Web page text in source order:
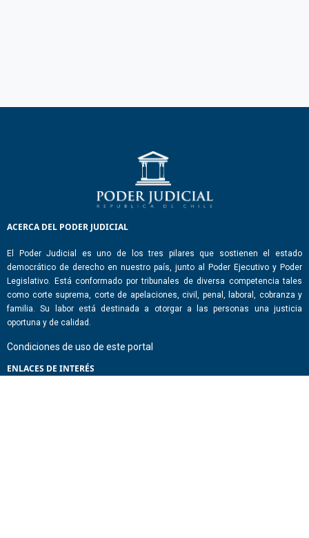
ACERCA DEL PODER JUDICIAL
El Poder Judicial es uno de los tres pilares que sostienen el estado
democrático de derecho en nuestro país, junto al Poder Ejecutivo y Poder
Legislativo. Está conformado por tribunales de diversa competencia tales
como corte suprema, corte de apelaciones, civil, penal, laboral, cobranza y
familia. Su labor está destinada a otorgar a las personas una justicia
oportuna y de calidad.
Condiciones de uso de este portal
ENLACES DE INTERÉS